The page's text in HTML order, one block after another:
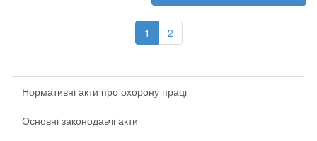
1 2
Нормативні акти про охорону праці
Основні законодавчі акти